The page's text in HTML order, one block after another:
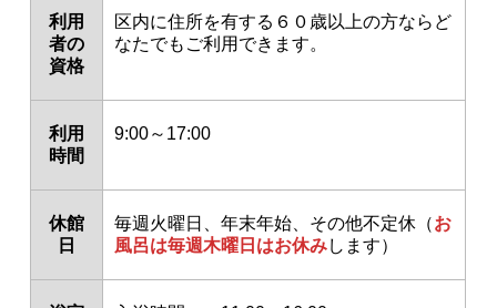
利用
者の
資格
区内に住所を有する６０歳以上の方ならど
なたでもご利用できます。
利用
時間
9:00～17:00
休館
日
毎週火曜日、年末年始、その他不定休（お
風呂は毎週木曜日はお休みします）